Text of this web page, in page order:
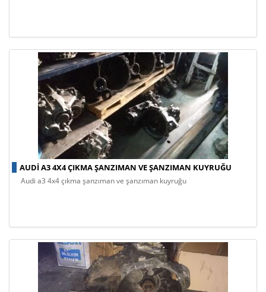
AUDI A3 4X4 ÇIKMA ŞANZIMAN VE ŞANZIMAN KUYRUĞU
audi a3 4x4 çıkma şanzıman ve şanzıman kuyruğu